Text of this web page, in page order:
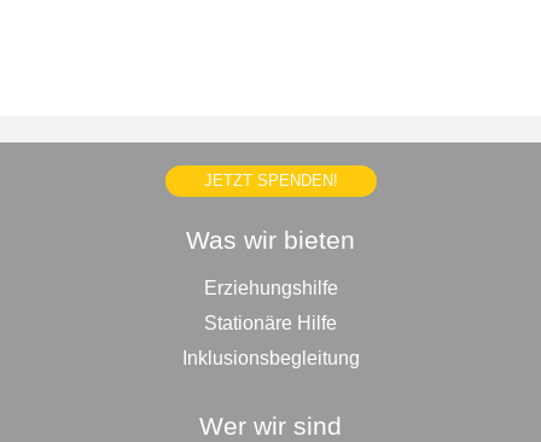
JETZT SPENDEN!
Was wir bieten
Erziehungshilfe
Stationäre Hilfe
Inklusionsbegleitung
Wer wir sind